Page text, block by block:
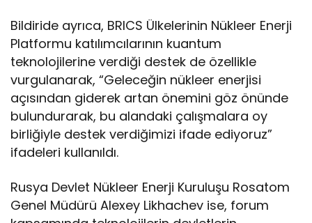
Bildiride ayrıca, BRICS Ülkelerinin Nükleer Enerji
Platformu katılımcılarının kuantum
teknolojilerine verdiği destek de özellikle
vurgulanarak, “Geleceğin nükleer enerjisi
açısından giderek artan önemini göz önünde
bulundurarak, bu alandaki çalışmalara oy
birliğiyle destek verdiğimizi ifade ediyoruz”
ifadeleri kullanıldı.
Rusya Devlet Nükleer Enerji Kuruluşu Rosatom
Genel Müdürü Alexey Likhachev ise, forum